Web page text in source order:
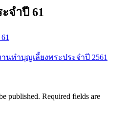
จำปี 61
นทำบุญเลี้ยงพระประจำปี 2561
published. Required fields are